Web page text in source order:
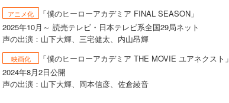
ら去っていく君に何もしてあげられなかったこと
決して悲しませない！ エリちゃん！ 俺が君の
アニメ化
「僕のヒーローアカデミア FINAL SEASON」
2025年10月～ 読売テレビ・日本テレビ系全国29局ネット
声の出演：山下大輝、三宅健太、内山昂輝
映画化
「僕のヒーローアカデミア THE MOVIE ユアネクスト」
2024年8月2日公開
声の出演：山下大輝、岡本信彦、佐倉綾音